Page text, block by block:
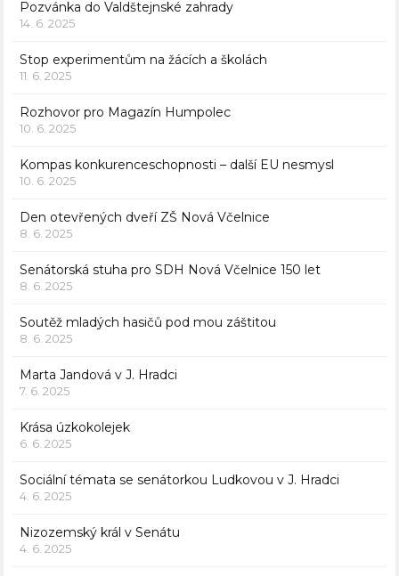
Pozvánka do Valdštejnské zahrady
14. 6. 2025
Stop experimentům na žácích a školách
11. 6. 2025
Rozhovor pro Magazín Humpolec
10. 6. 2025
Kompas konkurenceschopnosti – další EU nesmysl
10. 6. 2025
Den otevřených dveří ZŠ Nová Včelnice
8. 6. 2025
Senátorská stuha pro SDH Nová Včelnice 150 let
8. 6. 2025
Soutěž mladých hasičů pod mou záštitou
8. 6. 2025
Marta Jandová v J. Hradci
7. 6. 2025
Krása úzkokolejek
6. 6. 2025
Sociální témata se senátorkou Ludkovou v J. Hradci
4. 6. 2025
Nizozemský král v Senátu
4. 6. 2025